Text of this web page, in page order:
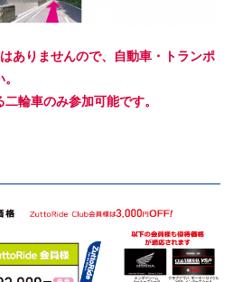
ありませんので、自動車・トランポ
輪車のみ参加可能です。